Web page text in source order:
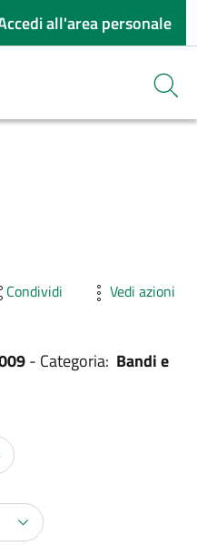
all'area personale
Condividi Vedi azioni
- Categoria: Bandi e